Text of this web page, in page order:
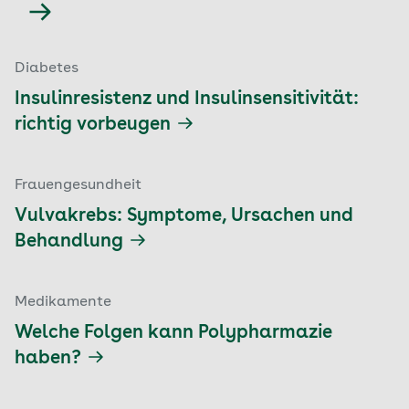
Diabetes
Insulinresistenz und Insulinsensitivität:
richtig vorbeugen
Frauengesundheit
Vulvakrebs: Symptome, Ursachen und
Behandlung
Medikamente
Welche Folgen kann Polypharmazie
haben?